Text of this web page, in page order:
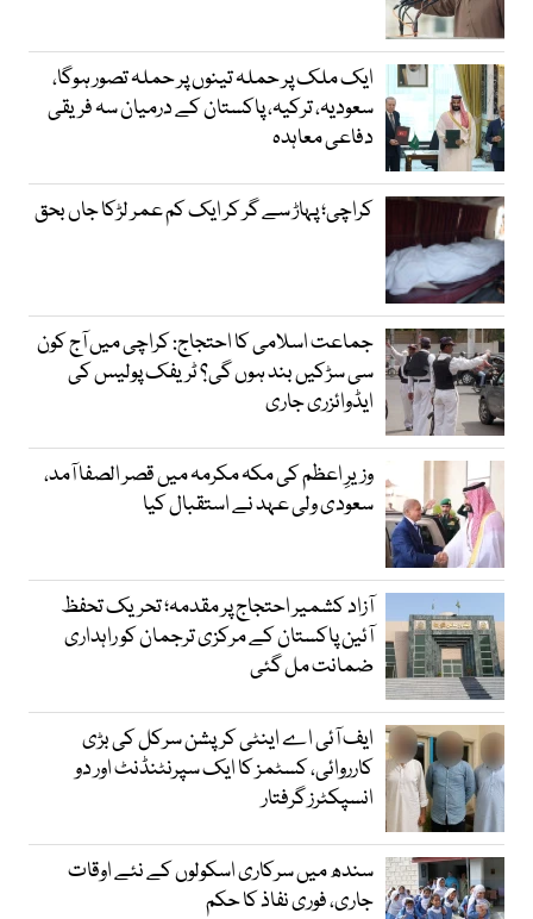
ایک ملک پر حملہ تینوں پر حملہ تصور ہوگا،
سعودیہ، ترکیہ، پاکستان کے درمیان سہ فریقی
دفاعی معاہدہ
کراچی؛ پہاڑ سے گر کر ایک کم عمر لڑکا جاں بحق
جماعت اسلامی کا احتجاج: کراچی میں آج کون
سی سڑکیں بند ہوں گی؟ ٹریفک پولیس کی
ایڈوائزری جاری
وزیرِ اعظم کی مکہ مکرمہ میں قصر الصفا آمد،
سعودی ولی عہد نے استقبال کیا
آزاد کشمیر احتجاج پر مقدمہ؛ تحریک تحفظ
آئین پاکستان کے مرکزی ترجمان کو راہداری
ضمانت مل گئی
ایف آئی اے اینٹی کرپشن سرکل کی بڑی
کارروائی، کسٹمز کا ایک سپرنٹنڈنٹ اور دو
انسپکٹرز گرفتار
سندھ میں سرکاری اسکولوں کے نئے اوقات
جاری، فوری نفاذ کا حکم